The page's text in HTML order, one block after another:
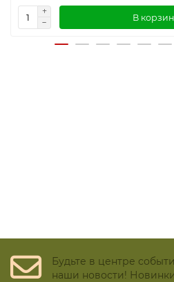
В
Будьте в центре
наши новости!